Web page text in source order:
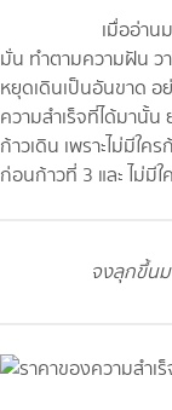
เมื่ออ่านมาถึงบ
มั่น ทำตามความฝัน ว
หยุดเดินเป็นอันขาด อ
ความสำเร็จที่ได้มานั้
ก้าวเดิน เพราะไม่มีใ
ก่อนก้าวที่ 3 และ ไม่มี
จงลุกขึ้น